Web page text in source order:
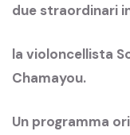
due straordinari
la violoncellista
Chamayou.
Un programma